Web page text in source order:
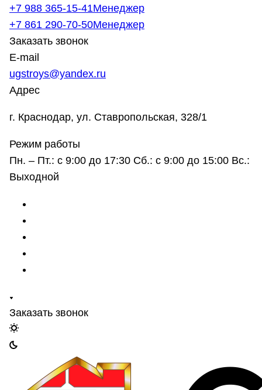
+7 988 365-15-41Менеджер
+7 861 290-70-50Менеджер
Заказать звонок
E-mail
ugstroys@yandex.ru
Адрес
г. Краснодар, ул. Ставропольская, 328/1
Режим работы
Пн. – Пт.: с 9:00 до 17:30 Сб.: с 9:00 до 15:00 Вс.:
Выходной
Заказать звонок